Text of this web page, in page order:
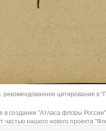
рекомендованное цитирование в
в создании "Атласа флоры
частью нашего нового проекта